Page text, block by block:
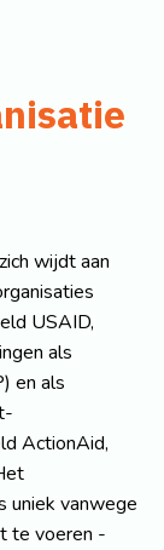
wijdt aan
USAID,
als
en als
ActionAid,
uniek vanwege
te voeren -